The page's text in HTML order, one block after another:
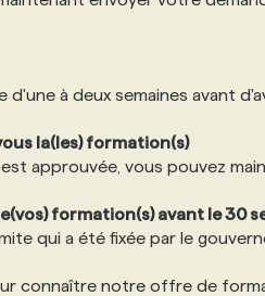
d'une à deux semaines avant
la(les) formation(s)
est approuvée, vous pouvez
formation(s) avant le 30
qui a été fixée par le
connaître notre offre de